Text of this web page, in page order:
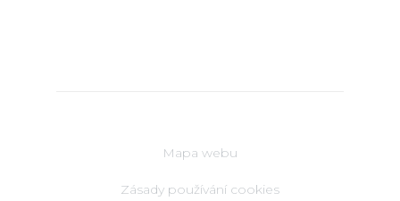
Mapa webu
Zásady používání cookies